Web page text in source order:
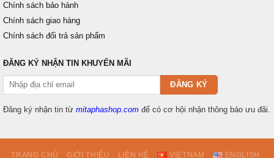
Chính sách bảo hành
Chính sách giao hàng
Chính sách đổi trả sản phẩm
ĐĂNG KÝ NHẬN TIN KHUYẾN MÃI
Đăng ký nhận tin từ mitaphashop.com để có cơ hội nhận thông báo ưu đãi.
TRANG CHỦ GIỚI THIỆU LIÊN HỆ VIETNAM ENGLISH